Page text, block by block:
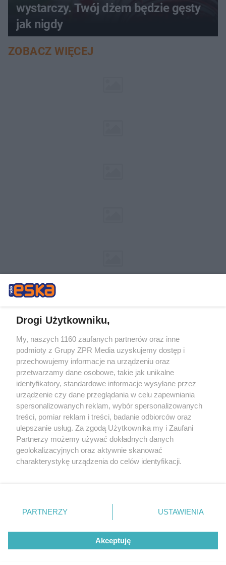
wystarczy. Twój dżem będzie gęsty
jak nigdy
ZOBACZ WIĘCEJ
Żaden utwór zamieszczony w serwisie nie może być powielany i
rozpowszechniany lub dalej rozpowszechniany w jakikolwiek sposób (w
tym także elektroniczny lub mechaniczny) na jakimkolwiek polu
eksploatacji w jakiejkolwiek formie, włącznie z umieszczaniem w
Internecie bez pisemnej zgody właściciela praw. Jakiekolwiek użycie lub
wykorzystanie utworów w całości lub w części z naruszeniem prawa,
tzn. bez właściwej zgody, jest zabronione pod groźbą kary i może być
ścigane prawnie.
© 2026 Grupa ZPR Media
Drogi Użytkowniku,
My, naszych 1160 zaufanych partnerów oraz inne
podmioty z Grupy ZPR Media uzyskujemy dostęp i
przechowujemy informacje na urządzeniu oraz
przetwarzamy dane osobowe, takie jak unikalne
identyfikatory, standardowe informacje wysyłane przez
urządzenie czy dane przeglądania w celu zapewniania
spersonalizowanych reklam, wybór spersonalizowanych
treści, pomiar reklam i treści, badanie odbiorców oraz
ulepszanie usług. Za zgodą Użytkownika my i Zaufani
Partnerzy możemy używać dokładnych danych
geolokalizacyjnych oraz aktywnie skanować
charakterystykę urządzenia do celów identyfikacji.
zmienić/wycofać klikając przycisk ustawień prywatności
znajdujący się w lewym dolnym rogu strony
rodzaje przetwarzania danych nie wymagają zgody
użytkownika, ale masz prawo sprzeciwić się takiemu
przetwarzaniu. Preferencje będą miały zastosowanie tylko
PARTNERZY USTAWIENIA
Akceptuję